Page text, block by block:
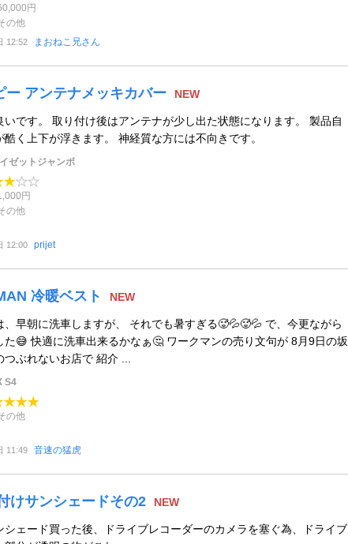
円
の他
12:52 まおねこ兄さん
ー アンテナメッキカバー NEW
いです。 取り付け後はアンテナが少し出た状態になります。 製品自
酷く上下が浮きます。 神経質な方には不向きです。
ゼットジャンボ
円
の他
12:00 prijet
冷暖ベスト NEW
、早朝に洗車しますが、 それでも暑すぎる🥵💦🥵💦 で、今更ながら
た😅 快適に洗車出来るかなぁ🤔 ワークマンの売り文句が 8月9日の坂
つぶれないお店で 紹介 ...
S4
の他
11:49 音速の猛虎
けサンシェードその2 NEW
シェード買った後、ドライブレコーダーのカメラを塞ぐ為、ドライブ